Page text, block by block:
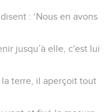
: ‘Nous en avons
jusqu’à elle, c'est lui
terre, il aperçoit tout